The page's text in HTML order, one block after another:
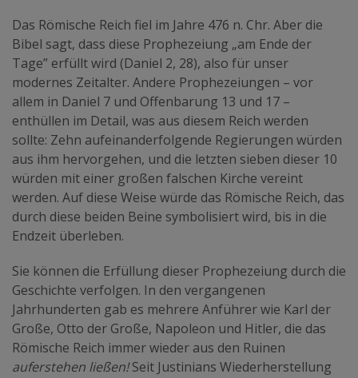
Das Römische Reich fiel im Jahre 476 n. Chr. Aber die
Bibel sagt, dass diese Prophezeiung „am Ende der
Tage” erfüllt wird (Daniel 2, 28), also für unser
modernes Zeitalter. Andere Prophezeiungen – vor
allem in Daniel 7 und Offenbarung 13 und 17 –
enthüllen im Detail, was aus diesem Reich werden
sollte: Zehn aufeinanderfolgende Regierungen würden
aus ihm hervorgehen, und die letzten sieben dieser 10
würden mit einer großen falschen Kirche vereint
werden. Auf diese Weise würde das Römische Reich, das
durch diese beiden Beine symbolisiert wird, bis in die
Endzeit überleben.
Sie können die Erfüllung dieser Prophezeiung durch die
Geschichte verfolgen. In den vergangenen
Jahrhunderten gab es mehrere Anführer wie Karl der
Große, Otto der Große, Napoleon und Hitler, die das
Römische Reich immer wieder aus den Ruinen
auferstehen ließen!Seit Justinians Wiederherstellung